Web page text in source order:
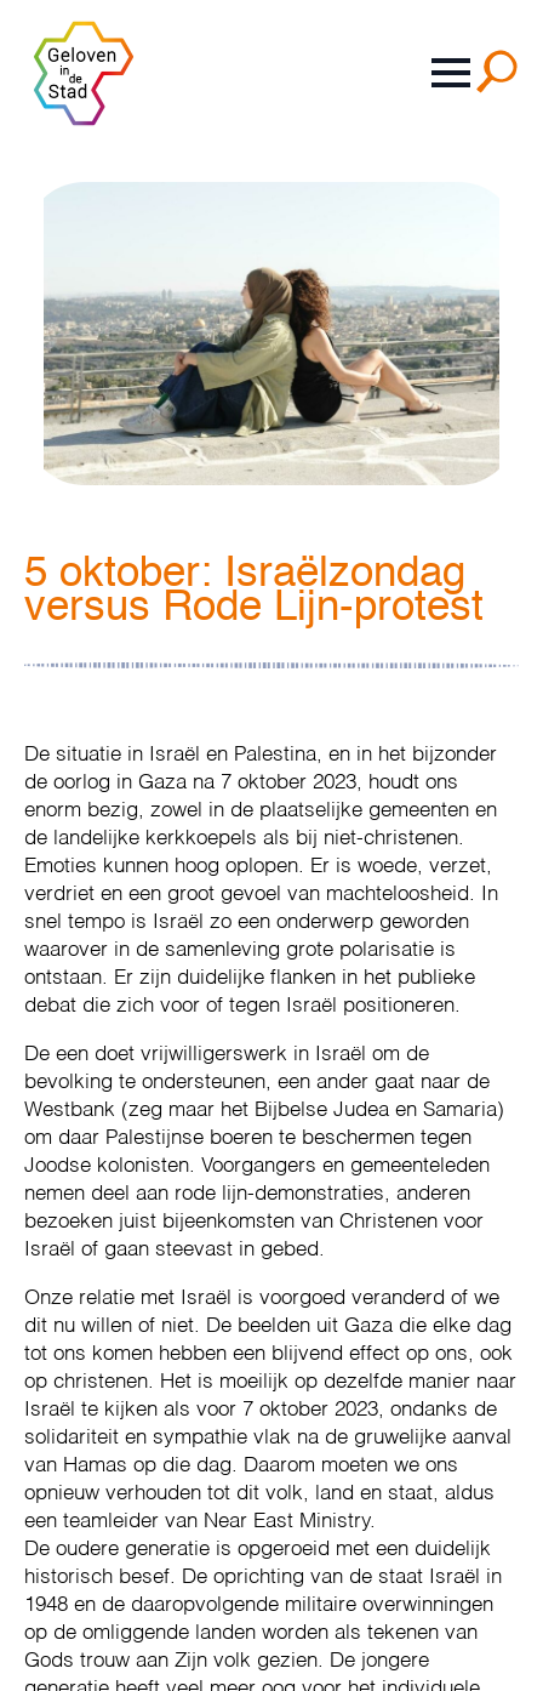
5 oktober: Israëlzondag
versus Rode Lijn-protest
De situatie in Israël en Palestina, en in het bijzonder
de oorlog in Gaza na 7 oktober 2023, houdt ons
enorm bezig, zowel in de plaatselijke gemeenten en
de landelijke kerkkoepels als bij niet-christenen.
Emoties kunnen hoog oplopen. Er is woede, verzet,
verdriet en een groot gevoel van machteloosheid. In
snel tempo is Israël zo een onderwerp geworden
waarover in de samenleving grote polarisatie is
ontstaan. Er zijn duidelijke flanken in het publieke
debat die zich voor of tegen Israël positioneren.
De een doet vrijwilligerswerk in Israël om de
bevolking te ondersteunen, een ander gaat naar de
Westbank (zeg maar het Bijbelse Judea en Samaria)
om daar Palestijnse boeren te beschermen tegen
Joodse kolonisten. Voorgangers en gemeenteleden
nemen deel aan rode lijn-demonstraties, anderen
bezoeken juist bijeenkomsten van Christenen voor
Israël of gaan steevast in gebed.
Onze relatie met Israël is voorgoed veranderd of we
dit nu willen of niet. De beelden uit Gaza die elke dag
tot ons komen hebben een blijvend effect op ons, ook
op christenen. Het is moeilijk op dezelfde manier naar
Israël te kijken als voor 7 oktober 2023, ondanks de
solidariteit en sympathie vlak na de gruwelijke aanval
van Hamas op die dag. Daarom moeten we ons
opnieuw verhouden tot dit volk, land en staat, aldus
een teamleider van Near East Ministry.
De oudere generatie is opgeroeid met een duidelijk
historisch besef. De oprichting van de staat Israël in
1948 en de daaropvolgende militaire overwinningen
op de omliggende landen worden als tekenen van
Gods trouw aan Zijn volk gezien. De jongere